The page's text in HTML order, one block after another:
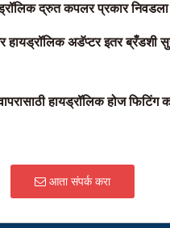
द्रुत कपलर प्रकार निवडला
हायड्रॉलिक अडॅप्टर इतर
हायड्रॉलिक होज फिटिंग
आता संपर्क करा